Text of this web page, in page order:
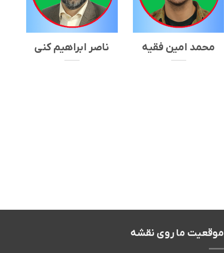
محمد امین فقیه ناصر ابراهیم کنی
موقعیت ما روی نقشه